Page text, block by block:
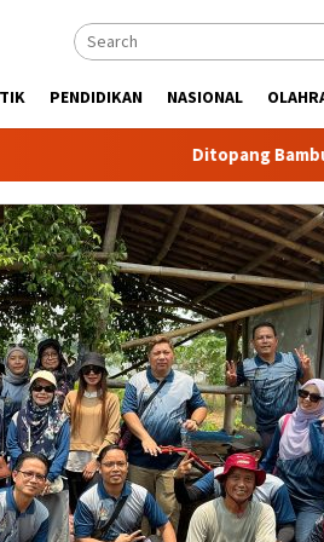
PENDIDIKAN NASIONAL
Ditopang Bambu,